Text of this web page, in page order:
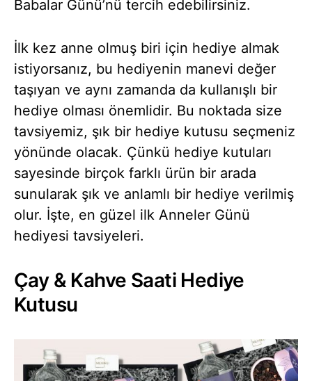
Babalar Günü’nü tercih edebilirsiniz.
İlk kez anne olmuş biri için hediye almak
istiyorsanız, bu hediyenin manevi değer
taşıyan ve aynı zamanda da kullanışlı bir
hediye olması önemlidir. Bu noktada size
tavsiyemiz, şık bir hediye kutusu seçmeniz
yönünde olacak. Çünkü hediye kutuları
sayesinde birçok farklı ürün bir arada
sunularak şık ve anlamlı bir hediye verilmiş
olur. İşte, en güzel ilk Anneler Günü
hediyesi tavsiyeleri.
Çay & Kahve Saati Hediye
Kutusu